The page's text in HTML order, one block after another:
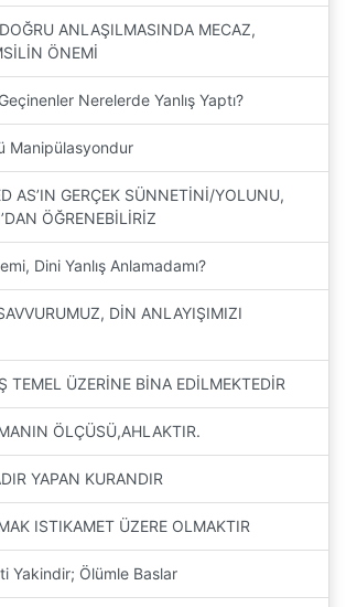
DOĞRU ANLAŞILMASINDA MECAZ,
ÖNEMİ
Nerelerde Yanlış Yaptı?
Manipülasyondur
AS’IN GERÇEK SÜNNETİNİ/YOLUNU,
ÖĞRENEBİLİRİZ
Dini Yanlış Anlamadamı?
DİN ANLAYIŞIMIZI
TEMEL ÜZERİNE BİNA EDİLMEKTEDİR
ÖLÇÜSÜ,AHLAKTIR.
YAPAN KURANDIR
ISTIKAMET ÜZERE OLMAKTIR
Yakindir; Ölümle Baslar